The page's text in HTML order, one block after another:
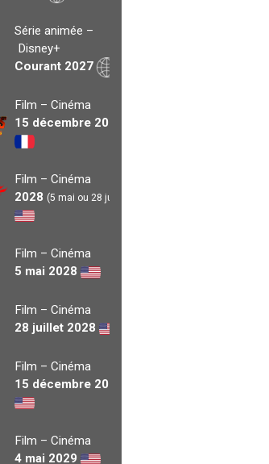
Série animée –
Disney+
Courant 2027
Film – Cinéma
15 décembre 2027
Film – Cinéma
2028 (5 mai ou 28 juil.)
Film – Cinéma
5 mai 2028
Film – Cinéma
28 juillet 2028
Film – Cinéma
15 décembre 2028
Film – Cinéma
4 mai 2029